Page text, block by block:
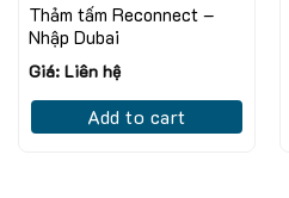
Thảm tấm Reconnect –
Nhập Dubai
Giá: Liên hệ
Add to cart